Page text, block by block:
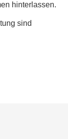
hinterlassen.
sind